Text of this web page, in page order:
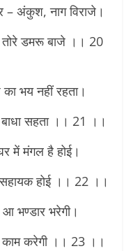
– अंकुश, नाग विराजे।
डमरू बाजे ।। 20
भय नहीं रहता।
बाधा सहता ।। 21 ।।
में मंगल है होई।
सहायक होई ।। 22 ।।
आ भण्डार भरेगी।
काम करेगी ।। 23 ।।